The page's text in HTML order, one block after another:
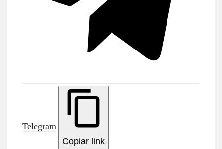
Telegram
Copiar link